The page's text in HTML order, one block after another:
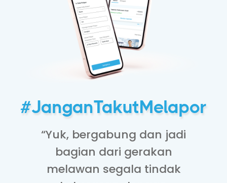
#JanganTakutMelapor
“Yuk, bergabung dan jadi
bagian dari gerakan
melawan segala tindak